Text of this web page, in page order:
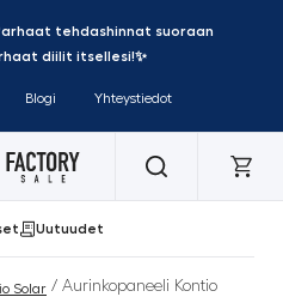
tehdashinnat suoraan
diilit itsellesi!✨
Blogi Yhteystiedot
Uutuudet
Solar / Aurinkopaneeli Kontio